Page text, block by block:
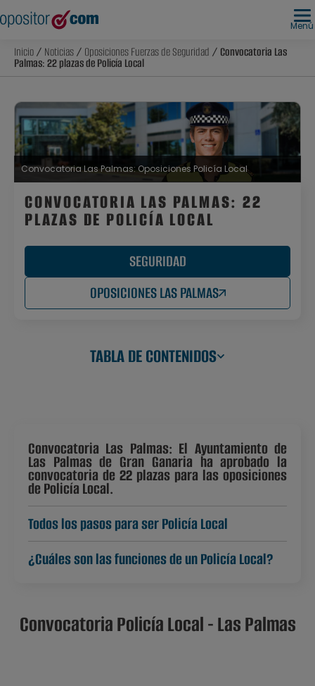
Menú
Inicio/ Noticias/ Oposiciones Fuerzas de Seguridad / Convocatoria Las
Palmas: 22 plazas de Policía Local
Convocatoria Las Palmas: Oposiciones Policía Local
CONVOCATORIA LAS PALMAS: 22
PLAZAS DE POLICÍA LOCAL
SEGURIDAD
OPOSICIONES LAS PALMAS
TABLA DE CONTENIDOS
Convocatoria Las Palmas: El Ayuntamiento de
Las Palmas de Gran Ganaria ha aprobado la
convocatoria de 22 plazas para las oposiciones
de Policía Local.
Todos los pasos para ser Policía Local
¿Cuáles son las funciones de un Policía Local?
Convocatoria Policía Local - Las Palmas